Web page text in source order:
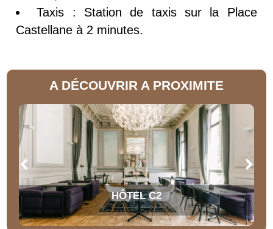
Taxis : Station de taxis sur la Place
Castellane à 2 minutes.
A DÉCOUVRIR A PROXIMITE
HÔTEL C2